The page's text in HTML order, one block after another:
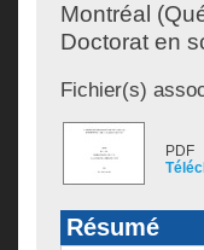
Montréal
Doctorat en
Fichier(s)
PDF
Résumé